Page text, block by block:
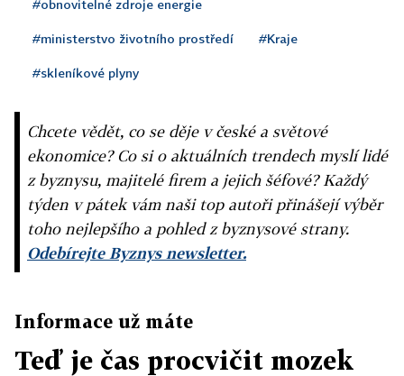
#obnovitelné zdroje energie
#ministerstvo životního prostředí #Kraje
#skleníkové plyny
Chcete vědět, co se děje v české a světové
ekonomice? Co si o aktuálních trendech myslí lidé
z byznysu, majitelé firem a jejich šéfové? Každý
týden v pátek vám naši top autoři přinášejí výběr
toho nejlepšího a pohled z byznysové strany.
Odebírejte Byznys newsletter.
Informace už máte
Teď je čas procvičit mozek